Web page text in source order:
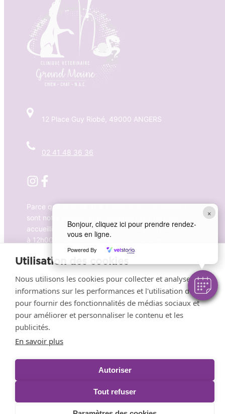
Utilisation des cookies
Nous utilisons les cookies pour collecter et analyser des
informations sur les performances et l'utilisation du site,
pour fournir des fonctionnalités de médias sociaux et
pour améliorer et personnaliser le contenu et les
publicités.
En savoir plus
Autoriser
Tout refuser
12 Place Guy Riobé, 49000 ANGERS
02 41 48 36 36
Parce que la santé et le bonheur de vos animaux
sont notre priorité, nous sommes ravis de vous
accueillir du lundi, le mercredi et le jeudi de 8h30
à 12h00 et de 14h00 à 18h30, le mardi et le
vendredi de 8h30 à 18h30, ainsi que le samedi
de 8h30 à 12h30.
Prendre RDV en ligne
Mentions légales
Conditions générales de fonctionnement
VetPartners
×
Bonjour, cliquez ici pour prendre rendez-
vous en ligne.
Powered By